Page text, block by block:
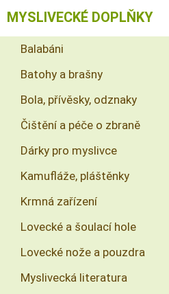
MYSLIVECKÉ DOPLŇKY
Balabáni
Batohy a brašny
Bola, přívěsky, odznaky
Čištění a péče o zbraně
Dárky pro myslivce
Kamufláže, pláštěnky
Krmná zařízení
Lovecké a šoulací hole
Lovecké nože a pouzdra
Myslivecká literatura